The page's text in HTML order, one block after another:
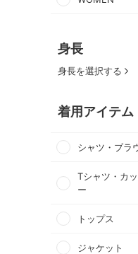
身長
身長を選択する
着用アイテム
シャツ・ブラ
Tシャツ・カ
ー
トップス
ジャケット